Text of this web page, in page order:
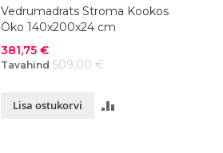
Vedrumadrats Stroma Kookos
Öko 140x200x24 cm
Soodushind
381,75 €
Tavahind 509,00 €
Lisa ostukorvi